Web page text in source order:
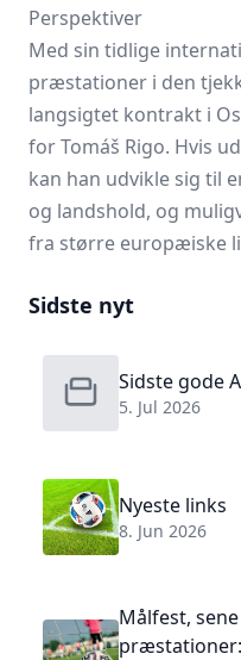
Perspektiver
Med sin tidlige
præstationer i den
langsigtet kontrakt i
for Tomáš Rigo. Hvis
kan han udvikle sig til
og landshold, og
fra større europæiske
Sidste nyt
Sidste gode
5. Jul 2026
Nyeste links
8. Jun 2026
Målfest,